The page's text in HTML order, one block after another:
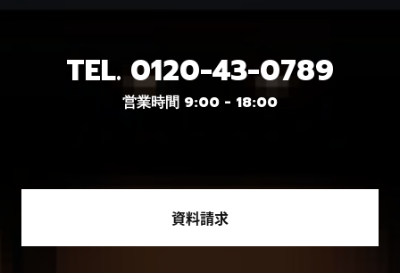
TEL. 0120-43-0789
営業時間 9:00 - 18:00
資料請求